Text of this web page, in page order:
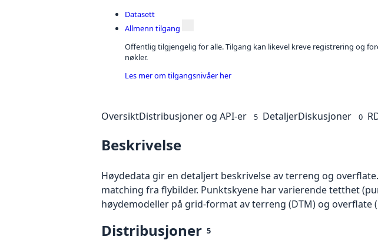
Datasett
Allmenn tilgang
Offentlig tilgjengelig for alle. Tilgang kan likevel kreve registrering og
nøkler.
Les mer om tilgangsnivåer her
OversiktDistribusjoner og API-er 5 DetaljerDiskusjoner 0
Beskrivelse
Høydedata gir en detaljert beskrivelse av terreng og
matching fra flybilder. Punktskyene har varierende tetthet
høydemodeller på grid-format av terreng (DTM) og overflate
Distribusjoner 5